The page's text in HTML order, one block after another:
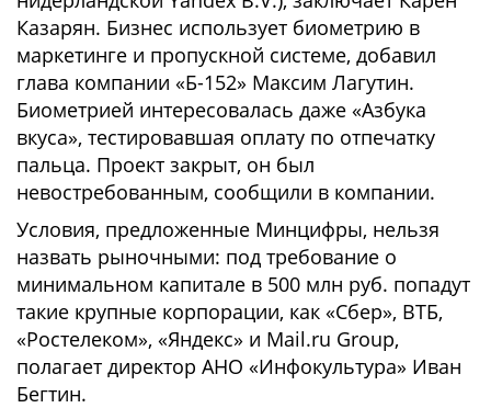
Казарян. Бизнес использует биометрию в
маркетинге и пропускной системе, добавил
глава компании «Б-152» Максим Лагутин.
Биометрией интересовалась даже «Азбука
вкуса», тестировавшая оплату по отпечатку
пальца. Проект закрыт, он был
невостребованным, сообщили в компании.
Условия, предложенные Минцифры, нельзя
назвать рыночными: под требование о
минимальном капитале в 500 млн руб. попадут
такие крупные корпорации, как «Сбер», ВТБ,
«Ростелеком», «Яндекс» и Mail.ru Group,
полагает директор АНО «Инфокультура» Иван
Бегтин.